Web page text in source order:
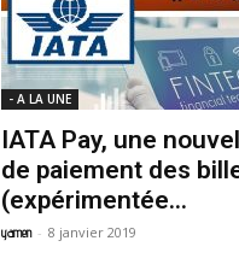
- A LA UNE
IATA Pay, une
de paiement des
(expérimentée...
yamen - 8 janvier 2019